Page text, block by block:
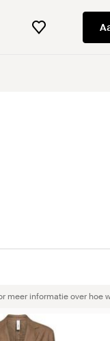
meer informatie over hoe